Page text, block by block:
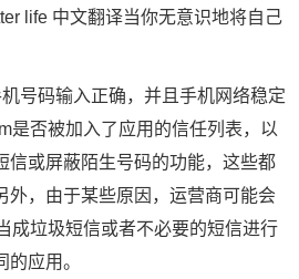
life 中文翻译当你无意识地将自己
号码输入正确，并且手机网络稳定
是否被加入了应用的信任列表，以
信或屏蔽陌生号码的功能，这些都
外，由于某些原因，运营商可能会
成垃圾短信或者不必要的短信进行
应用。